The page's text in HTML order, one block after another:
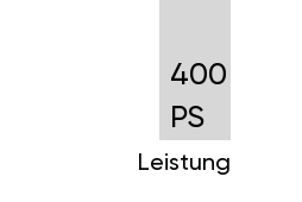
400
PS
Leistung